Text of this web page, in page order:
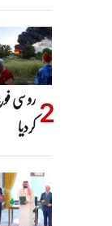
روسی
کردیا